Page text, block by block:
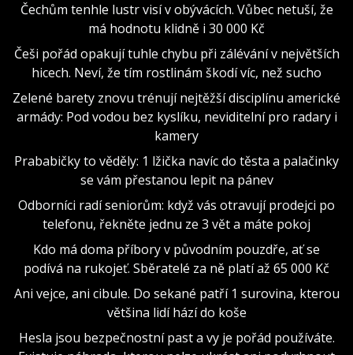
Čechům tenhle lustr visí v obývácích. Vůbec netuší, že
má hodnotu klidně i 30 000 Kč
Češi pořád opakují tuhle chybu při zálévání v největších
hicech. Neví, že tím rostlinám škodí víc, než sucho
Zelené barety znovu trénují nejtěžší disciplínu americké
armády: Pod vodou bez kyslíku, neviditelní pro radary i
kamery
Prababičky to věděly: 1 lžička navíc do těsta a palačinky
se vám přestanou lepit na pánev
Odborníci radí seniorům: když vás otravují prodejci po
telefonu, řekněte jednu ze 3 vět a máte pokoj
Kdo má doma příbory v původním pouzdře, ať se
podívá na rukojeť. Sběratelé za ně platí až 65 000 Kč
Ani vejce, ani cibule. Do sekané patří 1 surovina, kterou
většina lidí hází do koše
Hesla jsou bezpečnostní past a vy je pořád používáte.